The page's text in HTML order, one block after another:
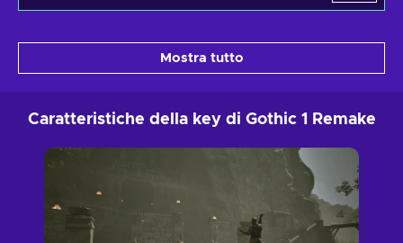
Mostra tutto
Caratteristiche della key di Gothic 1 Remake